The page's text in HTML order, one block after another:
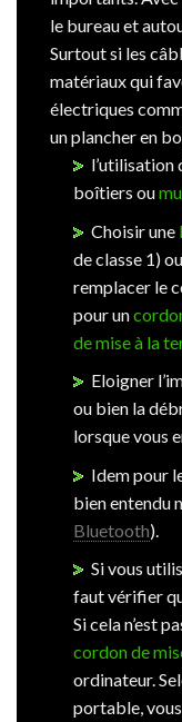
le bureau et
Surtout si les
matériaux qui
électriques
un plancher en
l’utilisation
boîtiers ou
Choisir une
de classe 1)
remplacer le
pour un
de mise à la
Eloigner
ou bien la
lorsque vous
Idem pour
bien entendu
Bluetooth).
Si vous
faut vérifier
Si cela n’est
cordon de
ordinateur.
portable,